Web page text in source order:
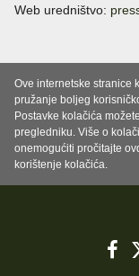
Web uredništvo:
Ove internetske stranice
pružanje boljeg
Postavke kolačića
pregledniku. Više o
onemogućiti pročitajte
korištenje kolačića.